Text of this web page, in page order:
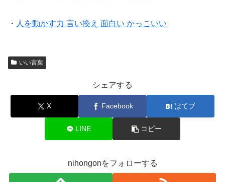
・ 人を動かす力 言い換え 面白い かっこいい
いい言葉
シェアする
X Facebook はてブ
LINE コピー
nihongonをフォローする